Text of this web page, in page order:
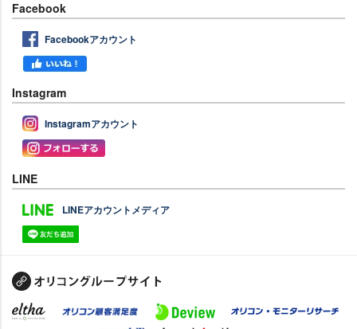
Facebook
Facebookアカウント
Instagram
Instagramアカウント
LINE
LINEアカウントメディア